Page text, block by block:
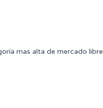
mas alta de mercado libre